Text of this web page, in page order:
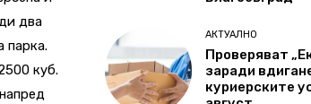
два
парка.
куб.
АКТУАЛНО
Проверяват
заради
куриерските